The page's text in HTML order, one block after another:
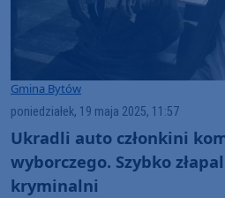
Gmina Bytów
poniedziałek, 19 maja 2025, 11:57
Ukradli auto członkini
wyborczego. Szybko
kryminalni